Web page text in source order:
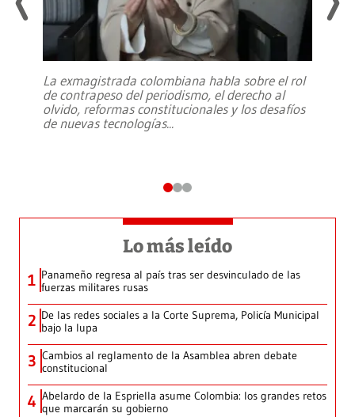
La exmagistrada colombiana habla sobre el rol
de contrapeso del periodismo, el derecho al
olvido, reformas constitucionales y los desafíos
de nuevas tecnologías...
Lo más leído
1 Panameño regresa al país tras ser desvinculado de las
fuerzas militares rusas
2 De las redes sociales a la Corte Suprema, Policía Municipal
bajo la lupa
3 Cambios al reglamento de la Asamblea abren debate
constitucional
4 Abelardo de la Espriella asume Colombia: los grandes retos
que marcarán su gobierno